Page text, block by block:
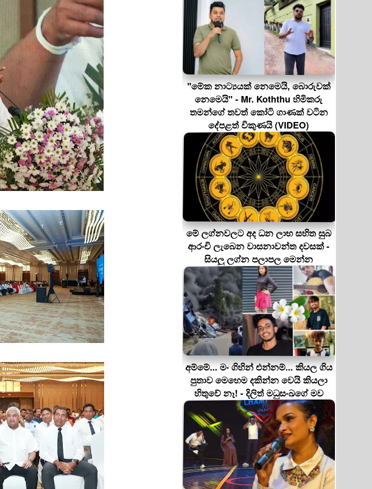
''මේක නාට්‍යයක් නෙමෙයි, බොරුවක්
නෙමෙයි" - Mr. Koththu හිමිකරු
තමන්ගේ තවත් කෝටි ගාණක් වටින
දේපළත් විකුණයි (VIDEO)
මේ ලග්නවලට අද ධන ලාභ සහිත සුබ
ආරංචි ලැබෙන වාසනාවන්ත දවසක් -
සියලු ලග්න පලාපල මෙන්න
අම්මේ... මං ගිහින් එන්නම්... කියල ගිය
පුතාව මෙහෙම දකින්න වෙයි කියලා
හිතුවේ නෑ! - දිලිත් මධුසංඛගේ මව